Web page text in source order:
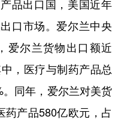
品出口国，美国近年
口市场。爱尔兰中央
爱尔兰货物出口额近
，医疗与制药产品总
同年，爱尔兰对美货
药产品580亿欧元，占